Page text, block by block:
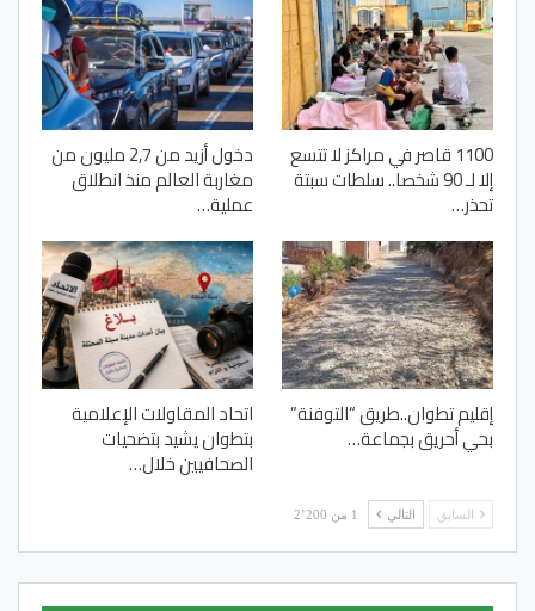
1100 قاصر في مراكز لا تتسع
إلا لـ 90 شخصا.. سلطات سبتة
تحذر…
دخول أزيد من 2,7 مليون من
مغاربة العالم منذ انطلاق
عملية…
إقليم تطوان..طريق “التوفنة”
بحي أحريق بجماعة…
اتحاد المقاولات الإعلامية
بتطوان يشيد بتضحيات
الصحافيين خلال…
السابق التالي 1 من 2٬200